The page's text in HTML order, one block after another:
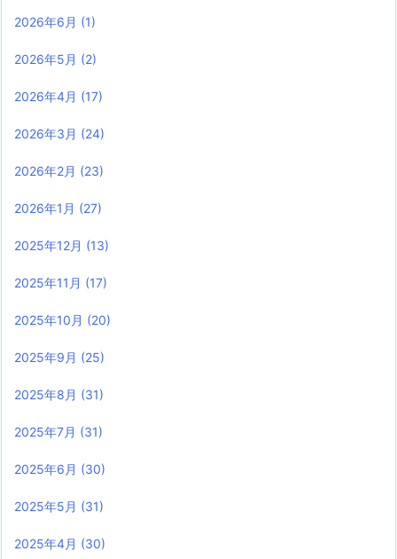
2026年6月 (1)
2026年5月 (2)
2026年4月 (17)
2026年3月 (24)
2026年2月 (23)
2026年1月 (27)
2025年12月 (13)
2025年11月 (17)
2025年10月 (20)
2025年9月 (25)
2025年8月 (31)
2025年7月 (31)
2025年6月 (30)
2025年5月 (31)
2025年4月 (30)